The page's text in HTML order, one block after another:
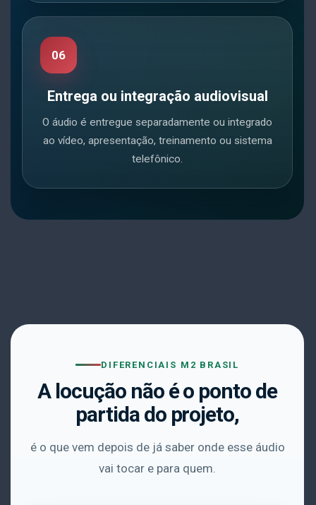
06
Entrega ou integração audiovisual
O áudio é entregue separadamente ou integrado
ao vídeo, apresentação, treinamento ou sistema
telefônico.
DIFERENCIAIS M2 BRASIL
A locução não é o ponto de
partida do projeto,
é o que vem depois de já saber onde esse áudio
vai tocar e para quem.